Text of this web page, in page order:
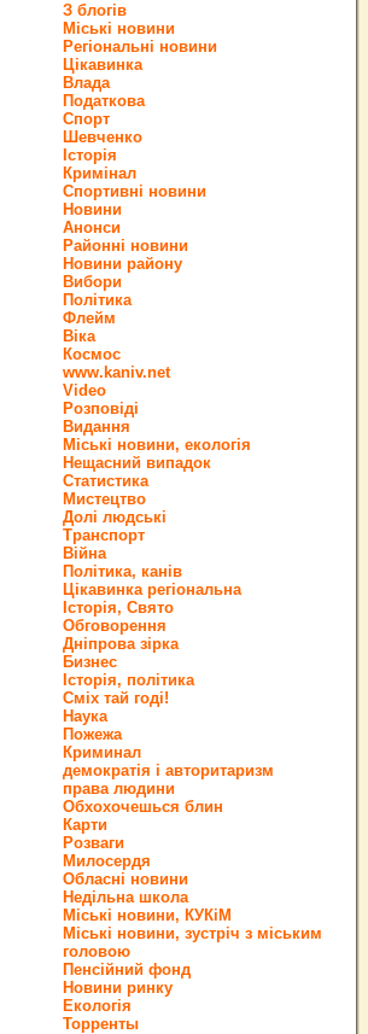
З блогів
Міські новини
Регіональні новини
Цікавинка
Влада
Податкова
Спорт
Шевченко
Історія
Кримінал
Спортивні новини
Новини
Анонси
Районні новини
Новини району
Вибори
Політика
Флейм
Віка
Космос
www.kaniv.net
Video
Розповіді
Видання
Міські новини, екологія
Нещасний випадок
Статистика
Мистецтво
Долі людські
Транспорт
Війна
Політика, канів
Цікавинка регіональна
Історія, Свято
Обговорення
Дніпрова зірка
Бизнес
Історія, політика
Сміх тай годі!
Наука
Пожежа
Криминал
демократія і авторитаризм
права людини
Обхохочешься блин
Карти
Розваги
Милосердя
Обласні новини
Недільна школа
Міські новини, КУКіМ
Міські новини, зустріч з міським
головою
Пенсійний фонд
Новини ринку
Екологія
Торренты